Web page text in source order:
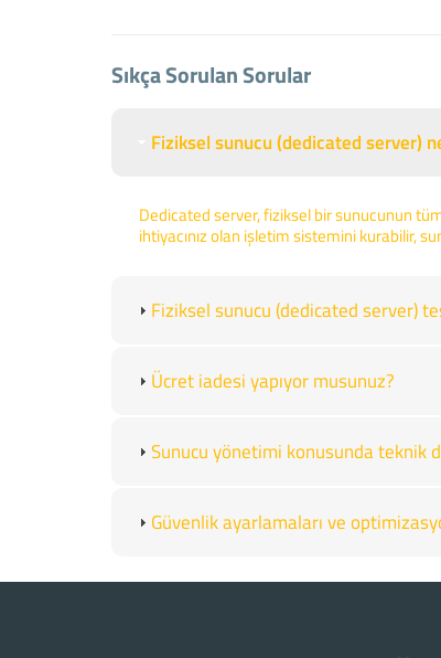
Sıkça Sorulan Sorular
Fiziksel sunucu (dedicated server)
Dedicated server, fiziksel bir sunucunun
ihtiyacınız olan işletim sistemini kurabilir,
Fiziksel sunucu (dedicated server)
Ücret iadesi yapıyor musunuz?
Sunucu yönetimi konusunda teknik
Güvenlik ayarlamaları ve